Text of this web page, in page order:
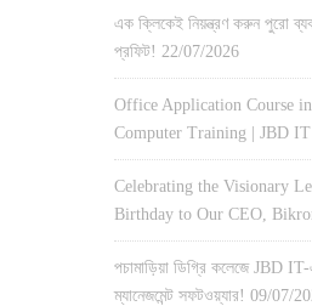
এক ক্লিকেই নিয়ন্ত্রণ করুন পুরো
প্রফিট! 22/07/2026
Office Application Course in
Computer Training | JBD IT
Celebrating the Visionary
Birthday to Our CEO,
পচামাড়িয়া ডিগ্রি কলেজে JBD
ম্যানেজমেন্ট সফটওয়্যার! 09/07/